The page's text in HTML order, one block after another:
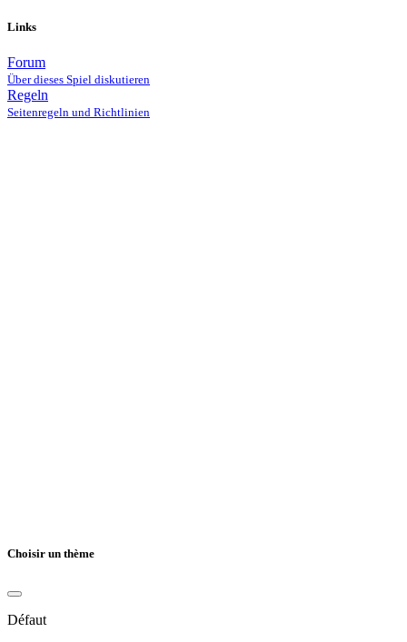
Links
Forum
Über dieses Spiel diskutieren
Regeln
Seitenregeln und Richtlinien
Choisir un thème
Défaut